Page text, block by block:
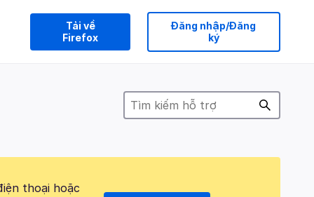
Tải về
Firefox
Đăng nhập/Đăng
ký
thoại hoặc